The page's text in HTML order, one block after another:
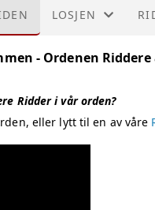
LOSJEN
OM OSS
EMBETSMENN
- Ordenen Riddere
Ridder i vår orden?
eller lytt til en av våre